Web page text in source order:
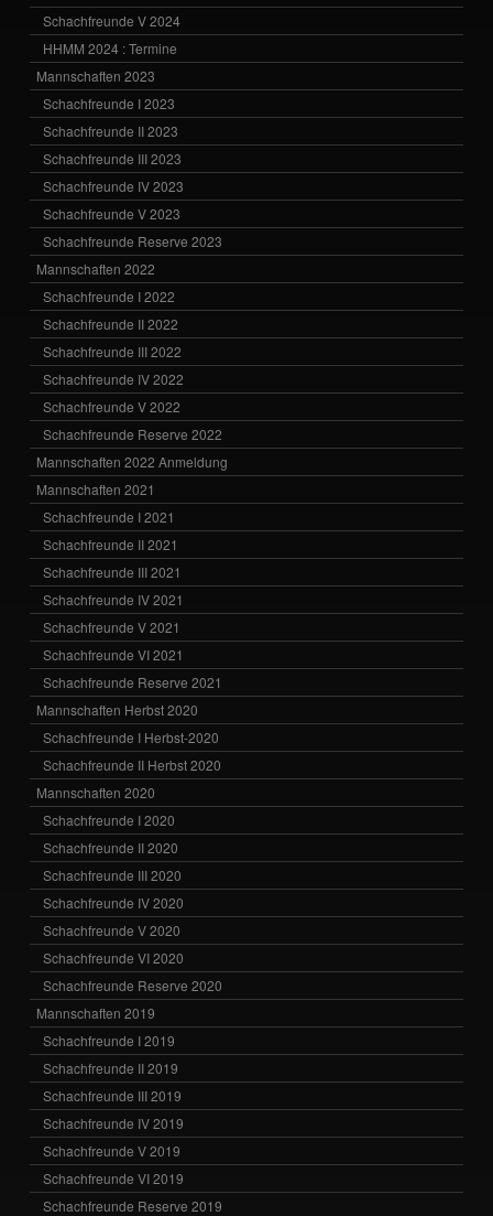
Schachfreunde V 2024
HHMM 2024 : Termine
Mannschaften 2023
Schachfreunde I 2023
Schachfreunde II 2023
Schachfreunde III 2023
Schachfreunde IV 2023
Schachfreunde V 2023
Schachfreunde Reserve 2023
Mannschaften 2022
Schachfreunde I 2022
Schachfreunde II 2022
Schachfreunde III 2022
Schachfreunde IV 2022
Schachfreunde V 2022
Schachfreunde Reserve 2022
Mannschaften 2022 Anmeldung
Mannschaften 2021
Schachfreunde I 2021
Schachfreunde II 2021
Schachfreunde III 2021
Schachfreunde IV 2021
Schachfreunde V 2021
Schachfreunde VI 2021
Schachfreunde Reserve 2021
Mannschaften Herbst 2020
Schachfreunde I Herbst-2020
Schachfreunde II Herbst 2020
Mannschaften 2020
Schachfreunde I 2020
Schachfreunde II 2020
Schachfreunde III 2020
Schachfreunde IV 2020
Schachfreunde V 2020
Schachfreunde VI 2020
Schachfreunde Reserve 2020
Mannschaften 2019
Schachfreunde I 2019
Schachfreunde II 2019
Schachfreunde III 2019
Schachfreunde IV 2019
Schachfreunde V 2019
Schachfreunde VI 2019
Schachfreunde Reserve 2019